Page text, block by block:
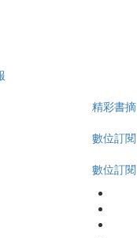
精彩書摘
數位訂閱
數位訂閱